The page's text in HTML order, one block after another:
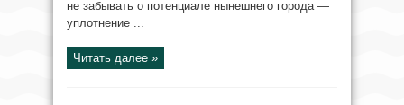
не забывать о потенциале нынешнего города —
уплотнение ...
Читать далее »